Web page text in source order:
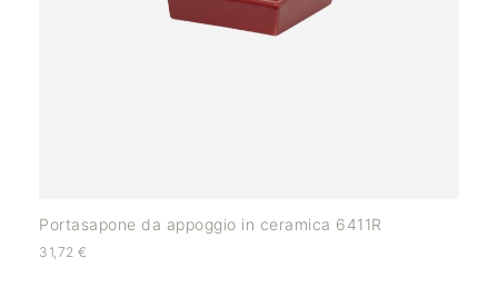
Portasapone da appoggio in ceramica 6411R
31,72 €